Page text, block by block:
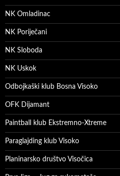
NK Omladinac
NK Poriječani
NK Sloboda
NK Uskok
Odbojkaški klub Bosna Visoko
OFK Dijamant
Paintball klub Ekstremno-Xtreme
Paraglajding klub Visoko
Planinarsko društvo Visočica